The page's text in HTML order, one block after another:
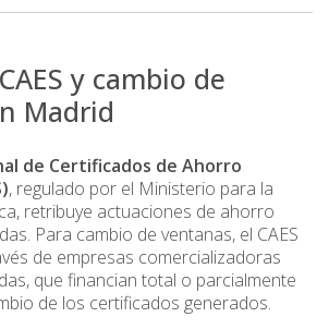
y cambio de
Madrid
de Certificados de Ahorro
, regulado por el Ministerio para la
retribuye actuaciones de ahorro
Para cambio de ventanas, el CAES
de empresas comercializadoras
que financian total o parcialmente
de los certificados generados.